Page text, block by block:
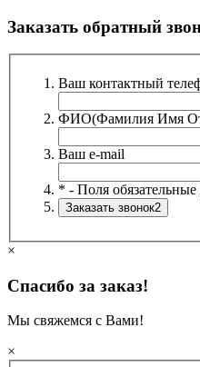
Заказать обратный
Ваш контактный
ФИО(Фамилия Имя
Ваш e-mail
* - Поля обязательные
×
Спасибо за заказ!
Мы свяжемся с Вами!
×